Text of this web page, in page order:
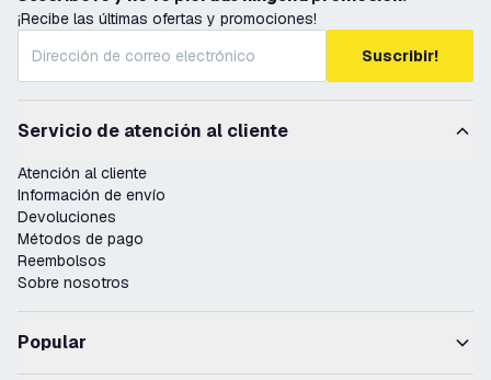
¡Recibe las últimas ofertas y promociones!
Suscribir!
Servicio de atención al cliente
Atención al cliente
Información de envío
Devoluciones
Métodos de pago
Reembolsos
Sobre nosotros
Popular